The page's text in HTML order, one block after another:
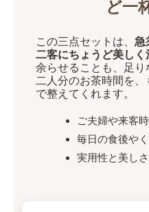
ど一
この三点セットは、 急
二客にちょうど美し
余らせることも、足り
二人分のお茶時間を
で整えてくれます。
ご夫婦や来客
毎日の食後や
実用性と美し